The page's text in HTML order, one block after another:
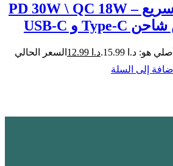
شاحن قوي سريع PD 30W \ QC 18W –
هو: د.ا 15.99. د.ا
السعر الحالي
إضافة إلى السلة